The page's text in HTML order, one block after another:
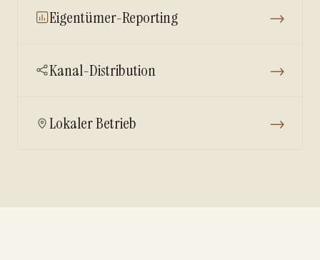
Eigentümer-Reporting →
Kanal-Distribution →
Lokaler Betrieb →